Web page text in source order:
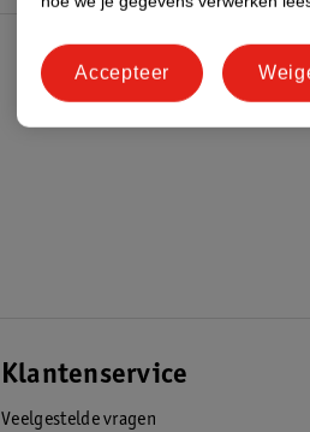
Klantenservice
Veelgestelde vragen
Accepteer